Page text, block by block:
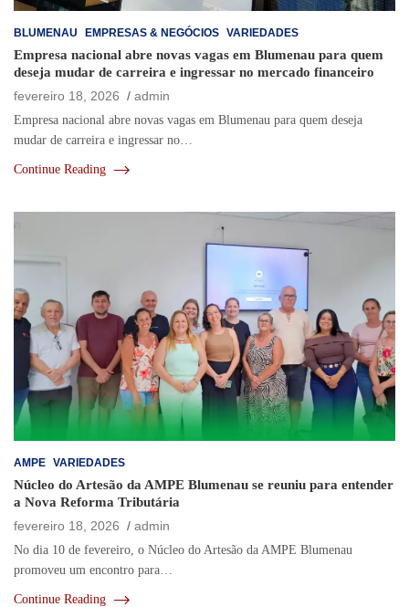
BLUMENAU EMPRESAS & NEGÓCIOS VARIEDADES
Empresa nacional abre novas vagas em Blumenau para quem
deseja mudar de carreira e ingressar no mercado financeiro
fevereiro 18, 2026
admin
Empresa nacional abre novas vagas em Blumenau para quem deseja
mudar de carreira e ingressar no…
Continue Reading
AMPE VARIEDADES
Núcleo do Artesão da AMPE Blumenau se reuniu para entender
a Nova Reforma Tributária
fevereiro 18, 2026
admin
No dia 10 de fevereiro, o Núcleo do Artesão da AMPE Blumenau
promoveu um encontro para…
Continue Reading